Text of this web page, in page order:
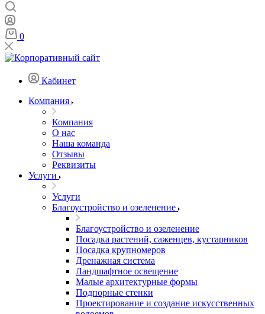
0
Кабинет
Компания
Компания
О нас
Наша команда
Отзывы
Реквизиты
Услуги
Услуги
Благоустройство и озеленение
Благоустройство и озеленение
Посадка растений, саженцев, кустарников
Посадка крупномеров
Дренажная система
Ландшафтное освещение
Малые архитектурные формы
Подпорные стенки
Проектирование и создание искусственных